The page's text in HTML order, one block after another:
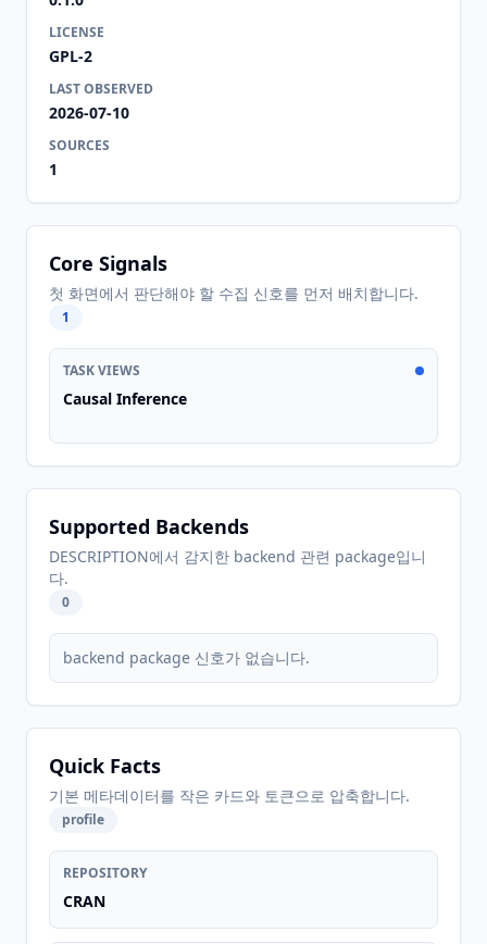
LICENSE
GPL-2
LAST OBSERVED
2026-07-10
SOURCES
1
Core Signals
첫 화면에서 판단해야 할 수집 신호를 먼저 배치합니다.
1
TASK VIEWS
Causal Inference
Supported Backends
DESCRIPTION에서 감지한 backend 관련 package입니
다.
0
backend package 신호가 없습니다.
Quick Facts
기본 메타데이터를 작은 카드와 토큰으로 압축합니다.
profile
REPOSITORY
CRAN